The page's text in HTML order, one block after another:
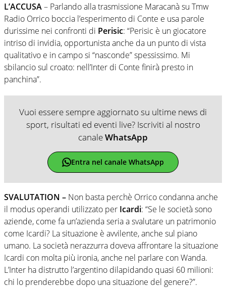
L’ACCUSA– Parlando alla trasmissione Maracanà su Tmw
Radio Orrico boccia l’esperimento di Conte e usa parole
durissime nei confronti di Perisic: “Perisic è un giocatore
intriso di invidia, opportunista anche da un punto di vista
qualitativo e in campo si “nasconde” spessissimo. Mi
sbilancio sul croato: nell’Inter di Conte finirà presto in
panchina”.
Vuoi essere sempre aggiornato su ultime news di
sport, risultati ed eventi live? Iscriviti al nostro
canaleWhatsApp
Entra nel canale WhatsApp
SVALUTATION – Non basta perchè Orrico condanna anche
il modus operandi utilizzato per Icardi: “Se le società sono
aziende, come fa un’azienda seria a svalutare un patrimonio
come Icardi? La situazione è avvilente, anche sul piano
umano. La società nerazzurra doveva affrontare la situazione
Icardi con molta più ironia, anche nel parlare con Wanda.
L’Inter ha distrutto l’argentino dilapidando quasi 60 milioni:
chi lo prenderebbe dopo una situazione del genere?”.